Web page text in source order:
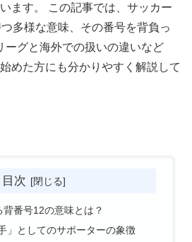
ます。 この記事では、サッカー
多様な意味、その番号を背負っ
ーグと海外での扱いの違いなど
めた方にも分かりやすく解説して
目次
番号12の意味とは？
」としてのサポーターの象徴